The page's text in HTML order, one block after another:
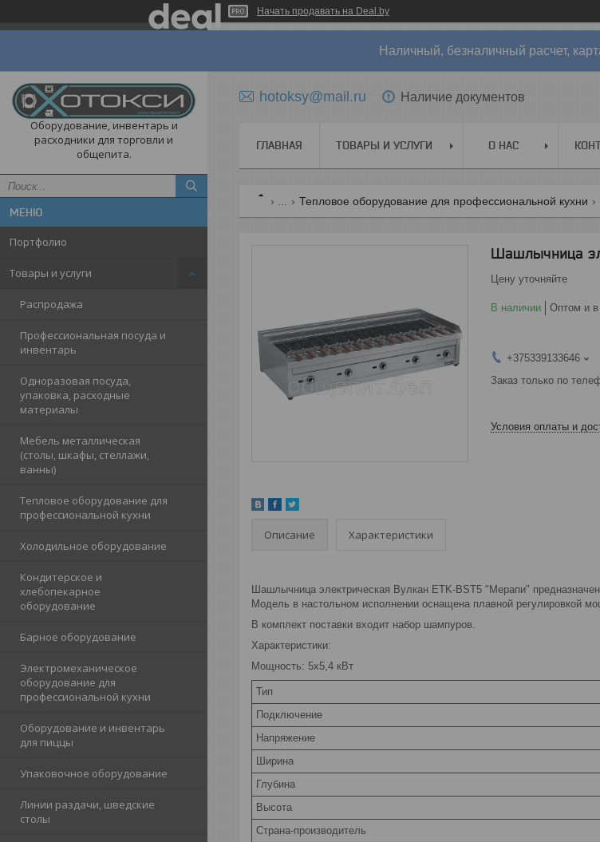
Начать продавать на Deal.by
Наличный, безналичный расчет,
Оборудование, инвентарь и
расходники для торговли и
общепита.
Портфолио
Товары и услуги
Распродажа
Профессиональная посуда и
инвентарь
Одноразовая посуда,
упаковка, расходные
материалы
Мебель металлическая
(столы, шкафы, стеллажи,
ванны)
Тепловое оборудование для
профессиональной кухни
Холодильное оборудование
Кондитерское и
хлебопекарное
оборудование
Барное оборудование
Электромеханическое
оборудование для
профессиональной кухни
Оборудование и инвентарь
для пиццы
Упаковочное оборудование
Линии раздачи, шведские
столы
hotoksy@mail.ru Наличие документов
ГЛАВНАЯ ТОВАРЫ И УСЛУГИ О НАС
Тепловое оборудование для профессиональной кухни
Шашлычница
Цену уточняйте
В наличии Оптом и в
+375339133646
Заказ только по
Условия оплаты и
Описание Характеристики
Шашлычница электрическая Вулкан ETK-BST5 "Мерапи"
Модель в настольном исполнении оснащена плавной регулировкой
В комплект поставки входит набор шампуров.
Характеристики:
Мощность: 5х5,4 кВт
Тип
Подключение
Напряжение
Ширина
Глубина
Высота
Страна-производитель